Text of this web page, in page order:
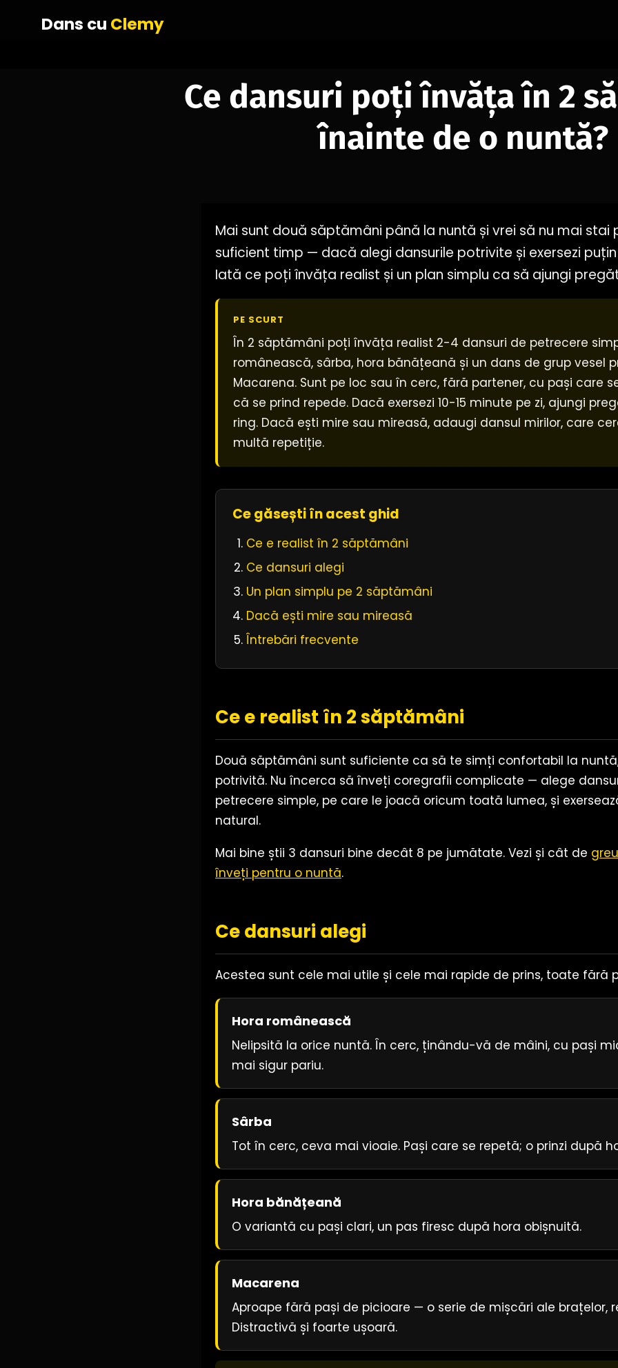
Dans cu Clemy
Ce dansuri poți învăța în 2
înainte de o nuntă?
Mai sunt două săptămâni până la nuntă și vrei să nu mai stai
suficient timp — dacă alegi dansurile potrivite și exersezi
Iată ce poți învăța realist și un plan simplu ca să ajungi
PE SCURT
În 2 săptămâni poți învăța realist 2-4 dansuri de petrecere
românească, sârba, hora bănățeană și un dans de grup vesel
Macarena. Sunt pe loc sau în cerc, fără partener, cu pași care
că se prind repede. Dacă exersezi 10-15 minute pe zi, ajungi
ring. Dacă ești mire sau mireasă, adaugi dansul mirilor, care
multă repetiție.
Ce găsești în acest ghid
Ce e realist în 2 săptămâni
Ce dansuri alegi
Un plan simplu pe 2 săptămâni
Dacă ești mire sau mireasă
Întrebări frecvente
Ce e realist în 2 săptămâni
Două săptămâni sunt suficiente ca să te simți confortabil la
potrivită. Nu încerca să înveți coregrafii complicate — alege
petrecere simple, pe care le joacă oricum toată lumea, și
natural.
Mai bine știi 3 dansuri bine decât 8 pe jumătate. Vezi și cât de
înveți pentru o nuntă.
Ce dansuri alegi
Acestea sunt cele mai utile și cele mai rapide de prins, toate fără
Hora românească
Nelipsită la orice nuntă. În cerc, ținându-vă de mâini, cu pași
mai sigur pariu.
Sârba
Tot în cerc, ceva mai vioaie. Pași care se repetă; o prinzi după
Hora bănățeană
O variantă cu pași clari, un pas firesc după hora obișnuită.
Macarena
Aproape fără pași de picioare — o serie de mișcări ale brațelor,
Distractivă și foarte ușoară.